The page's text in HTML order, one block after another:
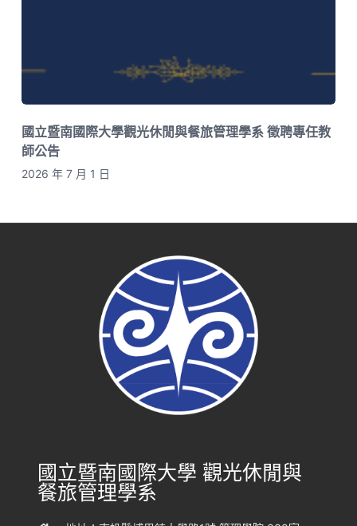
國立暨南國際大學觀光休閒與餐旅管理學系 徵聘專任教
師公告
2026 年 7 月 1 日
國立暨南國際大學 觀光休閒與
餐旅管理學系